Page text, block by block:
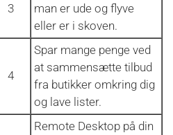
3
man er ude og flyve
eller er i skoven.
4
Spar mange penge ved
at sammensætte tilbud
fra butikker omkring dig
og lave lister.
Remote Desktop på din